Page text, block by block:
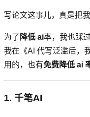
写论文这事儿，真是把
为了 降低 ai率，我也踩
我在《AI 代写泛滥后，
用的，也有免费降低 ai
1. 千笔AI